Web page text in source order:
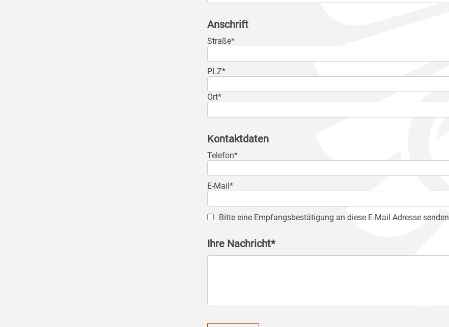
Anschrift
Straße*
PLZ*
Ort*
Kontaktdaten
Telefon*
E-Mail*
Bitte eine Empfangsbestätigung an diese E-Mail Adresse senden
Ihre Nachricht*